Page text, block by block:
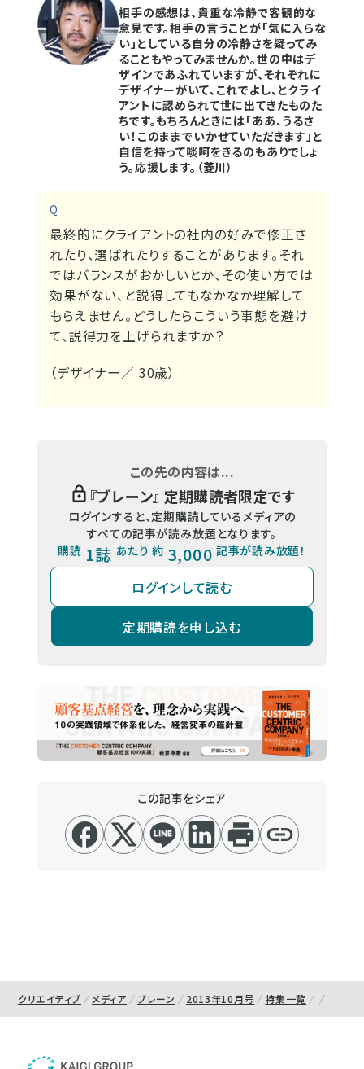
相手の感想は、貴重な冷静で客観的な
意見です。相手の言うことが「気に入らな
い」としている自分の冷静さを疑ってみ
ることもやってみませんか。世の中はデ
ザインであふれていますが、それぞれに
デザイナーがいて、これでよし、とクライ
アントに認められて世に出てきたものた
ちです。もちろんときには「ああ、うるさ
い！このままでいかせていただきます」と
自信を持って啖呵をきるのもありでしょ
う。応援します。（菱川）
Q
最終的にクライアントの社内の好みで修正さ
れたり、選ばれたりすることがあります。それ
ではバランスがおかしいとか、その使い方では
効果がない、と説得してもなかなか理解して
もらえません。どうしたらこういう事態を避け
て、説得力を上げられますか？
（デザイナー／ 30歳）
この先の内容は...
『ブレーン』 定期購読者限定です
ログインすると、定期購読しているメディアの
すべての記事が読み放題となります。
購読 1誌 あたり 約 3,000 記事が読み放題！
ログインして読む
定期購読を申し込む
この記事をシェア
クリエイティブ メディア ブレーン 2013年10月号 特集一覧